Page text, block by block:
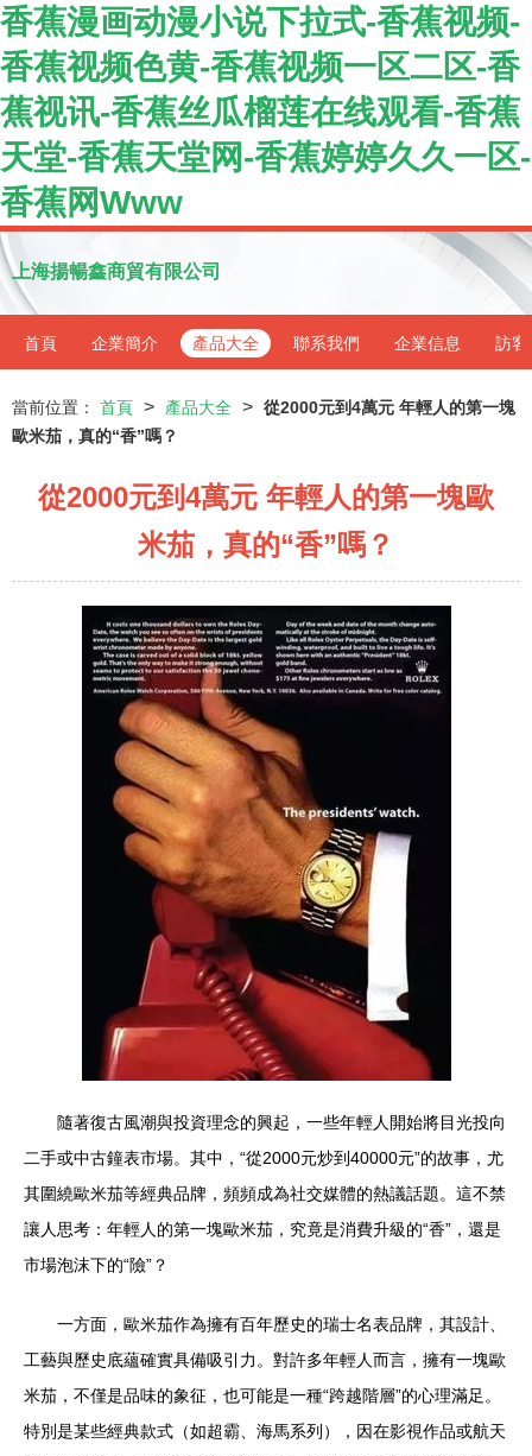
香蕉漫画动漫小说下拉式-香蕉视频-
香蕉视频色黄-香蕉视频一区二区-香
蕉视讯-香蕉丝瓜榴莲在线观看-香蕉
天堂-香蕉天堂网-香蕉婷婷久久一区-
香蕉网Www
上海揚暢鑫商貿有限公司
首頁 企業簡介 產品大全 聯系我們 企業信息 訪客
當前位置： 首頁 > 產品大全 > 從2000元到4萬元 年輕人的第一塊
歐米茄，真的“香”嗎？
從2000元到4萬元 年輕人的第一塊歐
米茄，真的“香”嗎？
隨著復古風潮與投資理念的興起，一些年輕人開始將目光投向
二手或中古鐘表市場。其中，“從2000元炒到40000元”的故事，尤
其圍繞歐米茄等經典品牌，頻頻成為社交媒體的熱議話題。這不禁
讓人思考：年輕人的第一塊歐米茄，究竟是消費升級的“香”，還是
市場泡沫下的“險”？
一方面，歐米茄作為擁有百年歷史的瑞士名表品牌，其設計、
工藝與歷史底蘊確實具備吸引力。對許多年輕人而言，擁有一塊歐
米茄，不僅是品味的象征，也可能是一種“跨越階層”的心理滿足。
特別是某些經典款式（如超霸、海馬系列），因在影視作品或航天